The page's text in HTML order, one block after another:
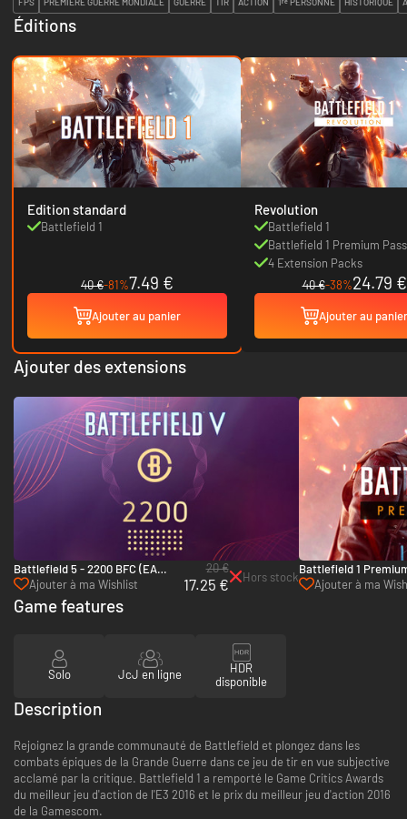
Éditions
Edition standard
Battlefield 1
40 €-81%7.49 €
Ajouter au panier
Revolution
Battlefield 1
Battlefield 1 Premium Pass
4 Extension Packs
40 €-38%24.79 €
Ajouter au panier
Ajouter des extensions
Battlefield 5 - 2200 BFC (EA
App)Ajouter à ma Wishlist
20 €
17.25 € Hors stock
Battlefield 1
(EA App)
Ajouter à ma
Game features
Solo JcJ en ligne
HDR
disponible
Description
Rejoignez la grande communauté de Battlefield et plongez dans les
combats épiques de la Grande Guerre dans ce jeu de tir en vue subjective
acclamé par la critique. Battlefield 1 a remporté le Game Critics Awards
du meilleur jeu d'action de l'E3 2016 et le prix du meilleur jeu d'action 2016
de la Gamescom.